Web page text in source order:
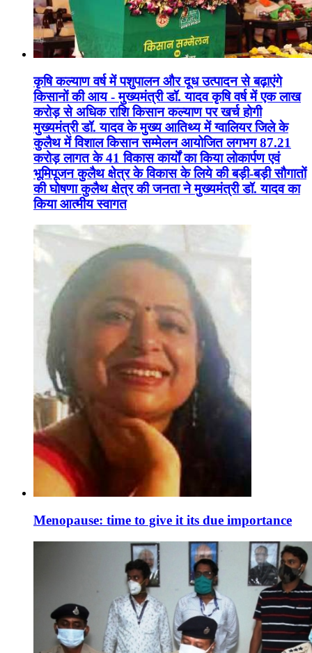
कृषि कल्याण वर्ष में पशुपालन और दूध उत्पादन से बढ़ाएंगे
किसानों की आय - मुख्यमंत्री डॉ. यादव कृषि वर्ष में एक लाख
करोड़ से अधिक राशि किसान कल्याण पर खर्च होगी
मुख्यमंत्री डॉ. यादव के मुख्य आतिथ्य में ग्वालियर जिले के
कुलैथ में विशाल किसान सम्मेलन आयोजित लगभग 87.21
करोड़ लागत के 41 विकास कार्यों का किया लोकार्पण एवं
भूमिपूजन कुलैथ क्षेत्र के विकास के लिये की बड़ी-बड़ी सौगातों
की घोषणा कुलैथ क्षेत्र की जनता ने मुख्यमंत्री डॉ. यादव का
किया आत्मीय स्वागत
Menopause: time to give it its due importance